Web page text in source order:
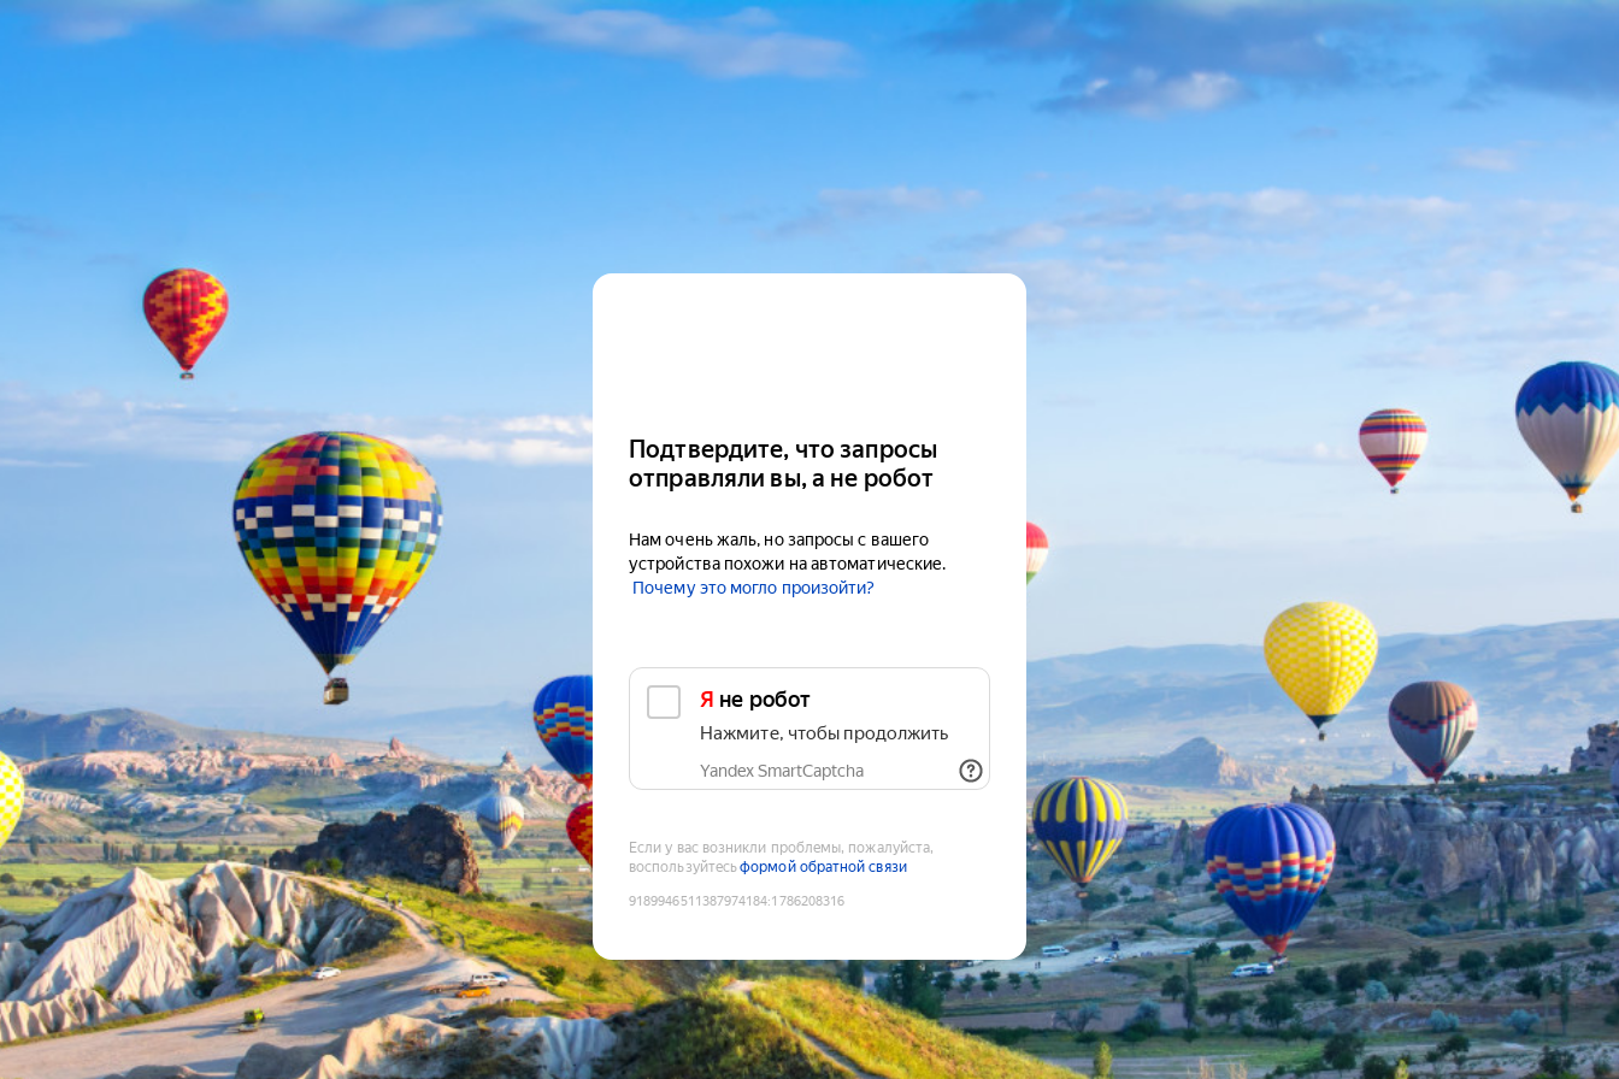
Подтвердите, что запросы
отправляли вы, а не робот
Нам очень жаль, но запросы с вашего
устройства похожи на автоматические.
Почему это могло произойти?
Я не робот
Нажмите, чтобы продолжить
Yandex SmartCaptcha
Если у вас возникли проблемы, пожалуйста,
воспользуйтесьформой обратной связи
9189946511387974184:1786208316